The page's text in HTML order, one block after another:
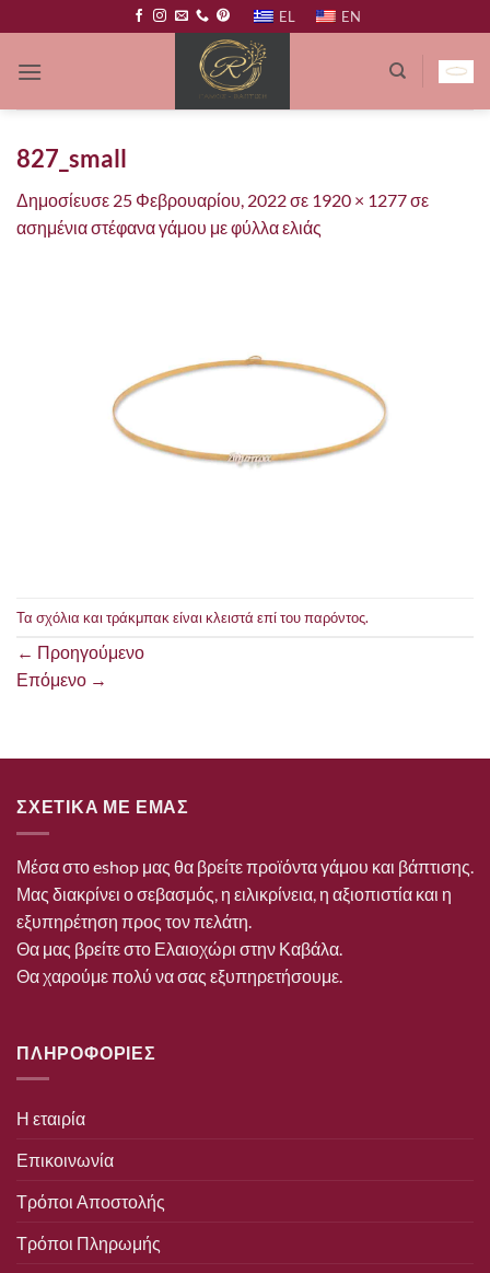
στο
περιεχόμενο
EL EN
827_small
Δημοσίευσε 25 Φεβρουαρίου, 2022σε 1920 × 1277σε
ασημένια στέφανα γάμου με φύλλα ελιάς
Τα σχόλια και τράκμπακ είναι κλειστά επί του παρόντος.
← Προηγούμενο
Επόμενο →
ΣΧΕΤΙΚΑ ΜΕ ΕΜΑΣ
Μέσα στο eshop μας θα βρείτε προϊόντα γάμου και βάπτισης.
Μας διακρίνει ο σεβασμός, η ειλικρίνεια, η αξιοπιστία και η
εξυπηρέτηση προς τον πελάτη.
Θα μας βρείτε στο Ελαιοχώρι στην Καβάλα.
Θα χαρούμε πολύ να σας εξυπηρετήσουμε.
ΠΛΗΡΟΦΟΡΙΕΣ
Η εταιρία
Επικοινωνία
Τρόποι Αποστολής
Τρόποι Πληρωμής